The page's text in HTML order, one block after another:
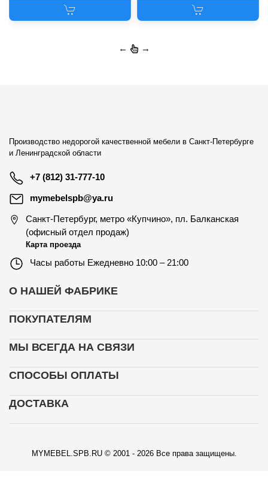
← →
Производство недорогой качественной мебели в Санкт-Петербурге
и Ленинградской области
+7 (812) 31-777-10
mymebelspb@ya.ru
Санкт-Петербург, метро «Купчино», пл. Балканская
(офисный отдел продаж)
Карта проезда
Часы работы Ежедневно 10:00 – 21:00
О НАШЕЙ ФАБРИКЕ
ПОКУПАТЕЛЯМ
МЫ ВСЕГДА НА СВЯЗИ
СПОСОБЫ ОПЛАТЫ
ДОСТАВКА
MYMEBEL.SPB.RU © 2001 - 2026 Все права защищены.